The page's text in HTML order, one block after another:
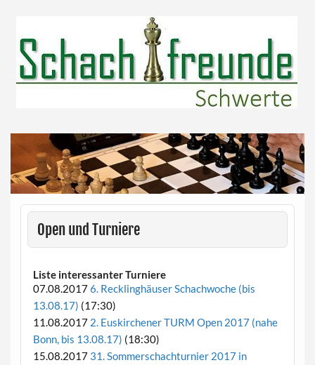
Open und Turniere
Liste interessanter Turniere
07.08.20176. Recklinghäuser Schachwoche (bis
13.08.17) (17:30)
11.08.2017 2. Euskirchener TURM Open 2017 (nahe
Bonn, bis 13.08.17) (18:30)
15.08.2017 31. Sommerschachturnier 2017 in